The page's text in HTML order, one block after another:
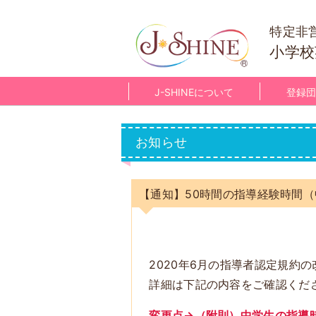
特定非
小学
J-SHINEについて 登録
お知らせ
【通知】50時間の指導経験時間
2020年6月の指導者認定規約
詳細は下記の内容をご確認くだ